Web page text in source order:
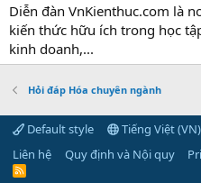
Diễn đàn VnKienthuc.com là
kiến thức hữu ích trong học
kinh doanh,...
Hỏi đáp Hóa chuyên ngành
Default style
Tiếng Việt (VN)
Liên hệ
Quy định và Nội quy
R